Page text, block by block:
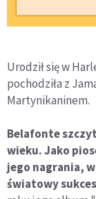
Urodził się w
pochodziła z
Martynikaninem.
Belafonte
wieku. Jako
jego nagrania,
światowy